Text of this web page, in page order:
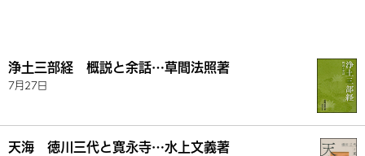
浄土三部経 概説と余話…草間法照著
7月27日
天海 徳川三代と寛永寺…水上文義著